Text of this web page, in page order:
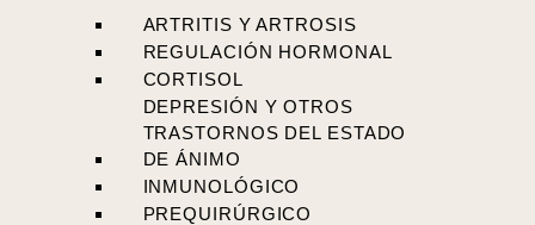
ARTRITIS Y ARTROSIS
REGULACIÓN HORMONAL
CORTISOL
DEPRESIÓN Y OTROS
TRASTORNOS DEL ESTADO
DE ÁNIMO
INMUNOLÓGICO
PREQUIRÚRGICO